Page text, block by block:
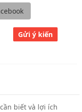
Gửi ý kiến
biết và lợi ích